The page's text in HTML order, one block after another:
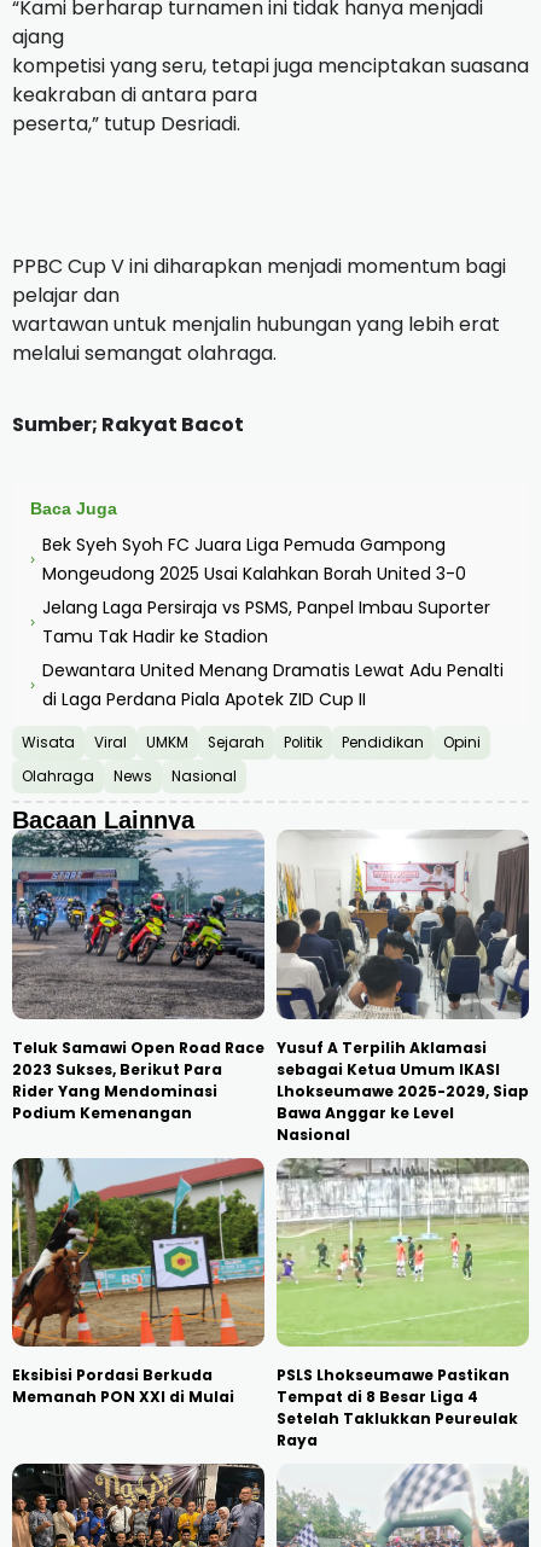
“Kami berharap turnamen ini tidak hanya menjadi
ajang
kompetisi yang seru, tetapi juga menciptakan suasana
keakraban di antara para
peserta,” tutup Desriadi.
PPBC Cup V ini diharapkan menjadi momentum bagi
pelajar dan
wartawan untuk menjalin hubungan yang lebih erat
melalui semangat olahraga.
Sumber; Rakyat Bacot
Baca Juga
›
Bek Syeh Syoh FC Juara Liga Pemuda Gampong
Mongeudong 2025 Usai Kalahkan Borah United 3-0
›
Jelang Laga Persiraja vs PSMS, Panpel Imbau Suporter
Tamu Tak Hadir ke Stadion
›
Dewantara United Menang Dramatis Lewat Adu Penalti
di Laga Perdana Piala Apotek ZID Cup II
Wisata Viral UMKM Sejarah Politik Pendidikan
Opini
Olahraga
News Nasional
Bacaan Lainnya
Teluk Samawi Open Road Race
2023 Sukses, Berikut Para
Rider Yang Mendominasi
Podium Kemenangan
Yusuf A Terpilih Aklamasi
sebagai Ketua Umum IKASI
Lhokseumawe 2025-2029, Siap
Bawa Anggar ke Level
Nasional
Eksibisi Pordasi Berkuda
Memanah PON XXI di Mulai
PSLS Lhokseumawe Pastikan
Tempat di 8 Besar Liga 4
Setelah Taklukkan Peureulak
Raya